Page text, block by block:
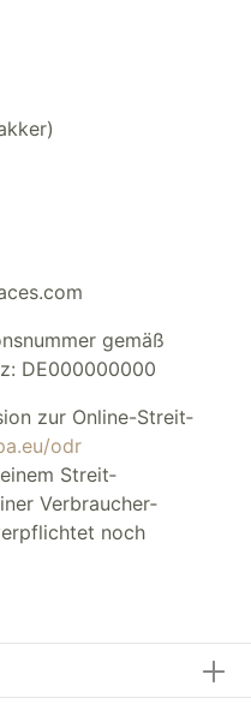
gemäß
DE000000000
zur Online-Streit­
odr
einem Streit­
Verbraucher­
noch